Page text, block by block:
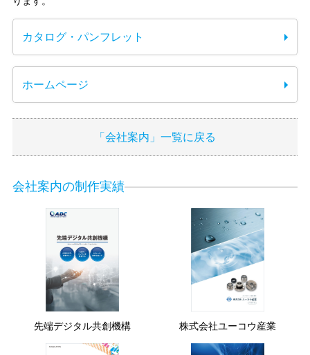
カタログ・パンフレット
ホームページ
「会社案内」一覧に戻る
会社案内の制作実績
先端デジタル共創機構 株式会社ユーコウ産業